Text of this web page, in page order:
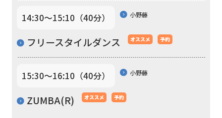
14:30〜15:10（40分） 小野藤
フリースタイルダンス オススメ 予約
15:30〜16:10（40分） 小野藤
ZUMBA(R) オススメ 予約
However,
if
use
automatic